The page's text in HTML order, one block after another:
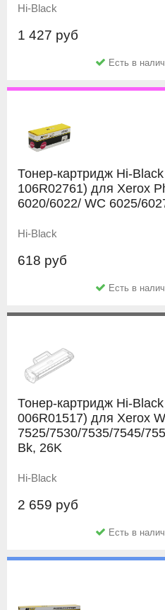
Hi-Black
1 427 руб
Есть в
Тонер-картридж Hi-
106R02761) для Xerox
6020/6022/ WC 6025/
Hi-Black
618 руб
Есть в
Тонер-картридж Hi-
006R01517) для Xerox
7525/7530/7535/7545/
Bk, 26K
Hi-Black
2 659 руб
Есть в